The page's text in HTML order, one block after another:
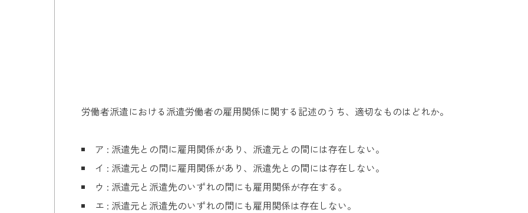
労働者派遣における派遣労働者の雇用関係に関する記述のうち、適切なものはどれか。
ア : 派遣先との間に雇用関係があり、派遣元との間には存在しない。
イ : 派遣元との間に雇用関係があり、派遣先との間には存在しない。
ウ : 派遣元と派遣先のいずれの間にも雇用関係が存在する。
エ : 派遣元と派遣先のいずれの間にも雇用関係は存在しない。